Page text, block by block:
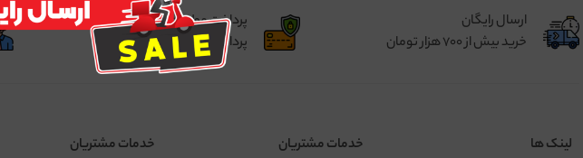
ارسال رایگان
خرید بیش از 700 هزار تومان
پرداخت مطمئن
پرداخت از طریق شبکه شتاب
لینک ها خدمات مشتریان خدمات مشتریان